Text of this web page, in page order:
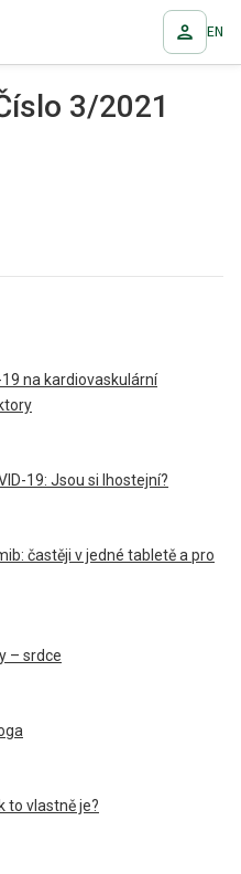
EN
3/2021
na kardiovaskulární
19: Jsou si lhostejní?
častěji v jedné tabletě a pro
– srdce
to vlastně je?